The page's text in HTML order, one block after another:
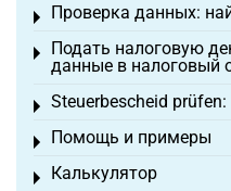
Проверка данных:
Toggle menu
Подать налоговую
данные в налоговый
Toggle menu
Steuerbescheid
Toggle menu
Помощь и примеры
Toggle menu
Калькулятор
Toggle menu